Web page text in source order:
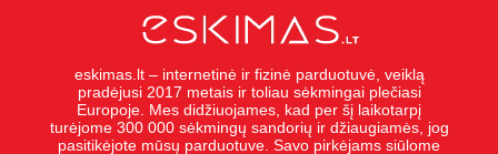
eskimas.lt – internetinė ir fizinė parduotuvė, veiklą
pradėjusi 2017 metais ir toliau sėkmingai plečiasi
Europoje. Mes didžiuojames, kad per šį laikotarpį
turėjome 300 000 sėkmingų sandorių ir džiaugiamės, jog
pasitikėjote mūsų parduotuve. Savo pirkėjams siūlome